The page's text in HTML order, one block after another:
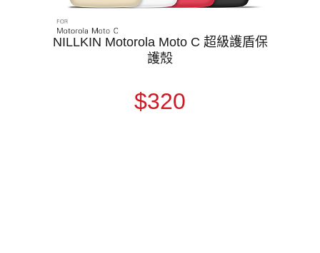
NILLKIN Motorola Moto C 超級護盾保
護殼
$320